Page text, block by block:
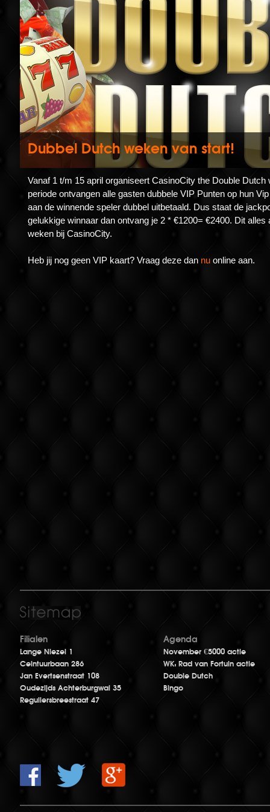
Dubbel Dutch weken van start!
Vanaf 1 t/m 15 april organiseert CasinoCity the Double
periode ontvangen alle gasten dubbele VIP Punten op hun
aan de winnende speler dubbel uitbetaald. Dus staat de
gelukkige winnaar dan ontvang je 2 * €1200= €2400. Dit
weken bij CasinoCity.
Heb jij nog geen VIP kaart? Vraag deze dan nu online aan.
Filialen
Lange Niezel 1
Ceintuurbaan 286
Jan Evertsenstraat 108
Oudezijds Achterburgwal 35
Reguliersbreestraat 47
Agenda
November €5000 actie
WK: Rad van Fortuin actie
Double Dutch
Bingo